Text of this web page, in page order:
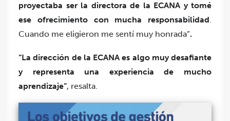
proyectaba ser la directora de la ECANA y tomé
ese ofrecimiento con mucha responsabilidad.
Cuando me eligieron me sentí muy honrada”.
“La dirección de la ECANA es algo muy desafiante
y representa una experiencia de mucho
aprendizaje”, resalta.